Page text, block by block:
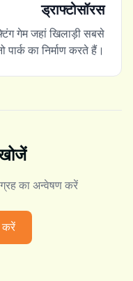
ड्राफ्टोसॉरस
गेम जहां खिलाड़ी सबसे
पार्क का निर्माण करते हैं।
का अन्वेषण करें
करें